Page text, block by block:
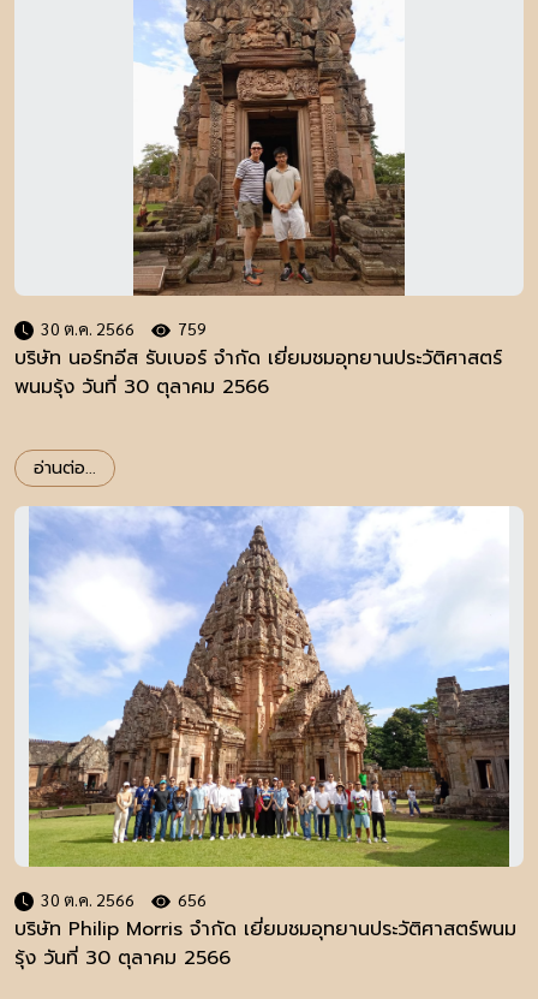
30 ต.ค. 2566 759
บริษัท นอร์ทอีส รับเบอร์ จำกัด เยี่ยมชมอุทยานประวัติศาสตร์
พนมรุ้ง วันที่ 30 ตุลาคม 2566
อ่านต่อ...
30 ต.ค. 2566 656
บริษัท Philip Morris จำกัด เยี่ยมชมอุทยานประวัติศาสตร์พนม
รุ้ง วันที่ 30 ตุลาคม 2566